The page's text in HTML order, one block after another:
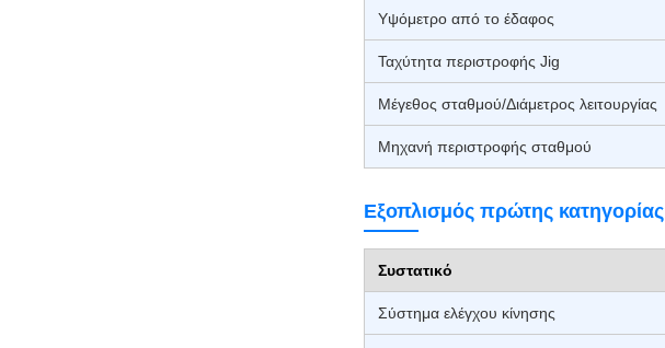
Υψόμετρο από το έδαφος
Ταχύτητα περιστροφής Jig
Μέγεθος σταθμού/Διάμετρος λειτουργίας
Μηχανή περιστροφής σταθμού
Εξοπλισμός πρώτης κατηγορίας
Συστατικό
Σύστημα ελέγχου κίνησης